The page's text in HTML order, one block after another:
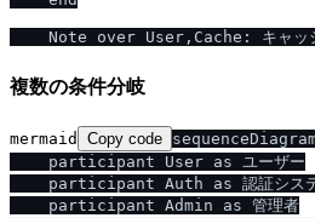
複数の条件分岐
mermaid Copy code
    participant User as ユーザー
participant Auth as 認証シス
    participant Admin as 管理者